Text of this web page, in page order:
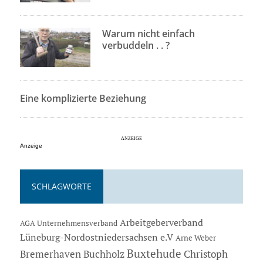
Warum nicht einfach
verbuddeln . . ?
Eine komplizierte Beziehung
Anzeige
SCHLAGWORTE
AGA Unternehmensverband Arbeitgeberverband
Lüneburg-Nordostniedersachsen e.V Arne Weber
Bremerhaven Buchholz Buxtehude Christoph